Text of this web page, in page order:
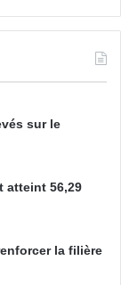
sur le
atteint 56,29
la filière